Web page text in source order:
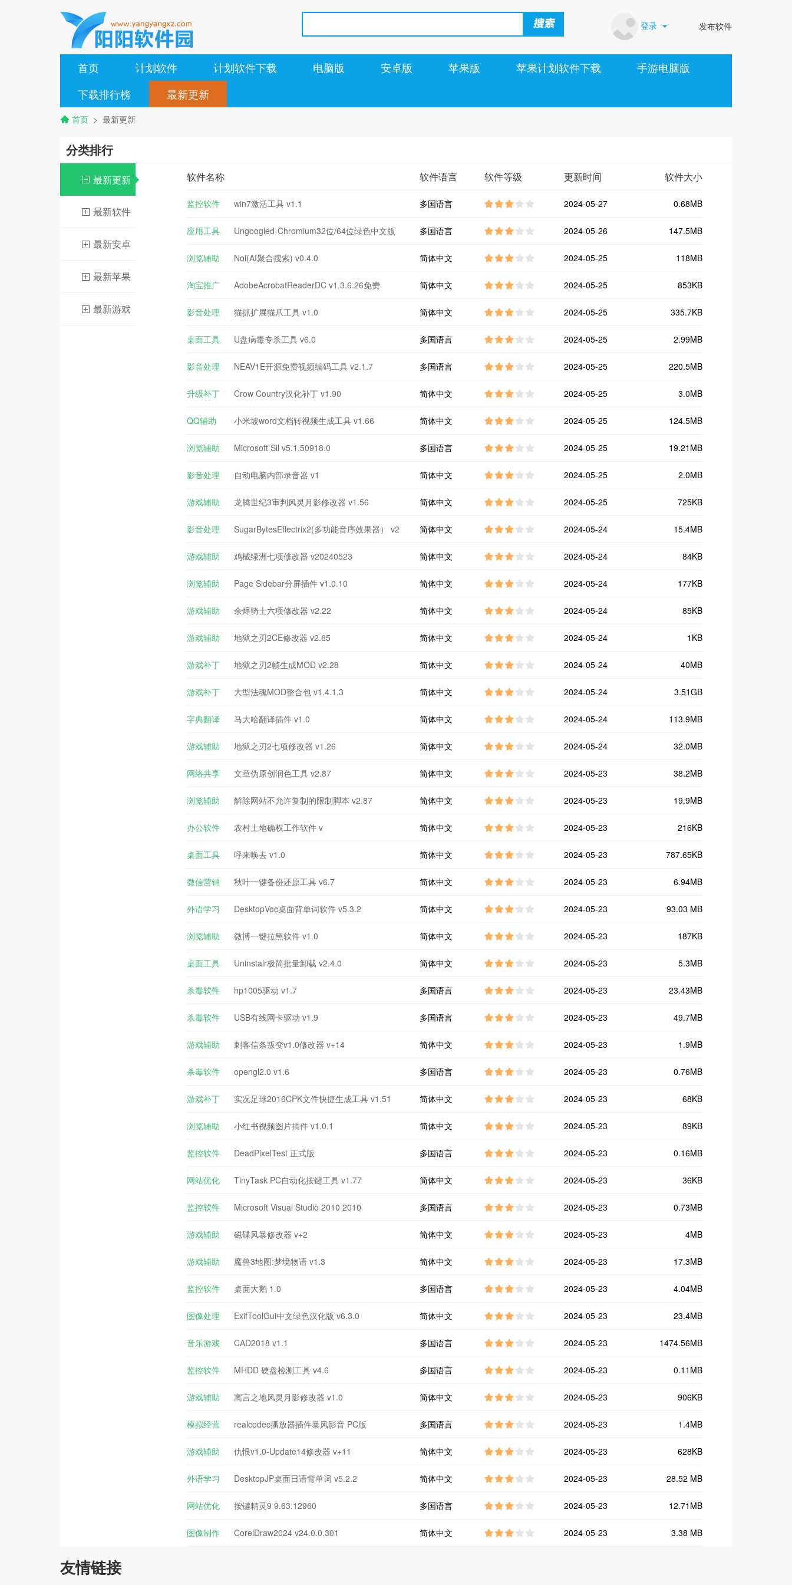
登录 发布软件
首页 计划软件 计划软件下载 电脑版 安卓版 苹果版 苹果计划软件下载
手游电脑版
下载排行榜
最新更新
首页 > 最新更新
分类排行
最新更新
最新软件
最新安卓
最新苹果
最新游戏
软件名称 软件语言 软件等级 更新时间 软件大小
监控软件 win7激活工具 v1.1 多国语言 2024-05-27 0.68MB
应用工具 Ungoogled-Chromium32位/64位绿色中文版
v125.0.6422.60
多国语言 2024-05-26 147.5MB
浏览辅助 Noi(AI聚合搜索) v0.4.0 简体中文 2024-05-25 118MB
淘宝推广 AdobeAcrobatReaderDC v1.3.6.26免费 简体中文 2024-05-25 853KB
影音处理 猫抓扩展猫爪工具 v1.0 简体中文 2024-05-25 335.7KB
桌面工具 U盘病毒专杀工具 v6.0 多国语言 2024-05-25 2.99MB
影音处理 NEAV1E开源免费视频编码工具 v2.1.7 多国语言 2024-05-25 220.5MB
升级补丁 Crow Country汉化补丁 v1.90 简体中文 2024-05-25 3.0MB
QQ辅助 小米坡word文档转视频生成工具 v1.66 简体中文 2024-05-25 124.5MB
浏览辅助 Microsoft Sil v5.1.50918.0 多国语言 2024-05-25 19.21MB
影音处理 自动电脑内部录音器 v1 简体中文 2024-05-25 2.0MB
游戏辅助 龙腾世纪3审判风灵月影修改器 v1.56 简体中文 2024-05-25 725KB
影音处理 SugarBytesEffectrix2(多功能音序效果器） v2 简体中文 2024-05-24 15.4MB
游戏辅助 鸡械绿洲七项修改器 v20240523 简体中文 2024-05-24 84KB
浏览辅助 Page Sidebar分屏插件 v1.0.10 简体中文 2024-05-24 177KB
游戏辅助 余烬骑士六项修改器 v2.22 简体中文 2024-05-24 85KB
游戏辅助 地狱之刃2CE修改器 v2.65 简体中文 2024-05-24 1KB
游戏补丁 地狱之刃2帧生成MOD v2.28 简体中文 2024-05-24 40MB
游戏补丁 大型法魂MOD整合包 v1.4.1.3 简体中文 2024-05-24 3.51GB
字典翻译 马大哈翻译插件 v1.0 简体中文 2024-05-24 113.9MB
游戏辅助 地狱之刃2七项修改器 v1.26 简体中文 2024-05-24 32.0MB
网络共享 文章伪原创润色工具 v2.87 简体中文 2024-05-23 38.2MB
浏览辅助 解除网站不允许复制的限制脚本 v2.87 简体中文 2024-05-23 19.9MB
办公软件 农村土地确权工作软件 v 简体中文 2024-05-23 216KB
桌面工具 呼来唤去 v1.0 简体中文 2024-05-23 787.65KB
微信营销 秋叶一键备份还原工具 v6.7 简体中文 2024-05-23 6.94MB
外语学习 DesktopVoc桌面背单词软件 v5.3.2 简体中文 2024-05-23 93.03 MB
浏览辅助 微博一键拉黑软件 v1.0 简体中文 2024-05-23 187KB
桌面工具 Uninstalr极简批量卸载 v2.4.0 简体中文 2024-05-23 5.3MB
杀毒软件 hp1005驱动 v1.7 多国语言 2024-05-23 23.43MB
杀毒软件 USB有线网卡驱动 v1.9 多国语言 2024-05-23 49.7MB
游戏辅助 刺客信条叛变v1.0修改器 v+14 简体中文 2024-05-23 1.9MB
杀毒软件 opengl2.0 v1.6 多国语言 2024-05-23 0.76MB
游戏补丁 实况足球2016CPK文件快捷生成工具 v1.51 简体中文 2024-05-23 68KB
浏览辅助 小红书视频图片插件 v1.0.1 简体中文 2024-05-23 89KB
监控软件 DeadPixelTest 正式版 多国语言 2024-05-23 0.16MB
网站优化 TinyTask PC自动化按键工具 v1.77 简体中文 2024-05-23 36KB
监控软件 Microsoft Visual Studio 2010 2010 多国语言 2024-05-23 0.73MB
游戏辅助 磁碟风暴修改器 v+2 简体中文 2024-05-23 4MB
游戏辅助 魔兽3地图:梦境物语 v1.3 简体中文 2024-05-23 17.3MB
监控软件 桌面大鹅 1.0 多国语言 2024-05-23 4.04MB
图像处理 ExifToolGui中文绿色汉化版 v6.3.0 简体中文 2024-05-23 23.4MB
音乐游戏 CAD2018 v1.1 多国语言 2024-05-23 1474.56MB
监控软件 MHDD 硬盘检测工具 v4.6 多国语言 2024-05-23 0.11MB
游戏辅助 寓言之地风灵月影修改器 v1.0 简体中文 2024-05-23 906KB
模拟经营 realcodec播放器插件暴风影音 PC版 多国语言 2024-05-23 1.4MB
游戏辅助 仇恨v1.0-Update14修改器 v+11 简体中文 2024-05-23 628KB
外语学习 DesktopJP桌面日语背单词 v5.2.2 简体中文 2024-05-23 28.52 MB
网站优化 按键精灵9 9.63.12960 多国语言 2024-05-23 12.71MB
图像制作 CorelDraw2024 v24.0.0.301 简体中文 2024-05-23 3.38 MB
友情链接